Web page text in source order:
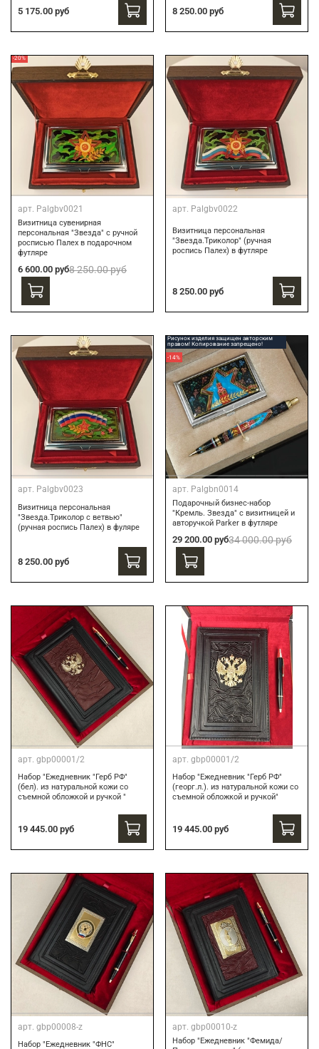
5 175.00 руб 8 250.00 руб
-20%
арт. Palgbv0021
Визитница сувенирная
персональная "Звезда" с ручной
росписью Палех в подарочном
футляре
6 600.00 руб8 250.00 руб
арт. Palgbv0022
Визитница персональная
"Звезда.Триколор" (ручная
роспись Палех) в футляре
8 250.00 руб
арт. Palgbv0023
Визитница персональная
"Звезда.Триколор с ветвью"
(ручная роспись Палех) в фуляре
8 250.00 руб
Рисунок изделия защищен авторским
правом! Копирование запрещено!
-14%
арт. Palgbn0014
Подарочный бизнес-набор
"Кремль. Звезда" с визитницей и
авторучкой Parker в футляре
29 200.00 руб34 000.00 руб
арт. gbp00001/2
Набор "Ежедневник "Герб РФ"
(бел). из натуральной кожи со
съемной обложкой и ручкой "
19 445.00 руб
арт. gbp00001/2
Набор "Ежедневник "Герб РФ"
(георг.л.). из натуральной кожи со
съемной обложкой и ручкой"
19 445.00 руб
арт. gbp00008-z
Набор "Ежедневник "ФНС"
арт. gbp00010-z
Набор "Ежедневник "Фемида/